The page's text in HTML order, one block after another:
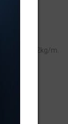
de 0,482kg/m.